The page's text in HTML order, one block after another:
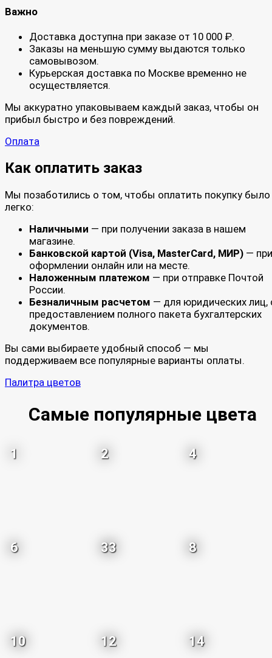
Важно
Доставка доступна при заказе от 10 000 ₽.
Заказы на меньшую сумму выдаются только
самовывозом.
Курьерская доставка по Москве временно не
осуществляется.
Мы аккуратно упаковываем каждый заказ, чтобы он
прибыл быстро и без повреждений.
Оплата
Как оплатить заказ
Мы позаботились о том, чтобы оплатить покупку было
легко:
Наличными — при получении заказа в нашем
магазине.
Банковской картой (Visa, MasterCard, МИР) — при
оформлении онлайн или на месте.
Наложенным платежом — при отправке Почтой
России.
Безналичным расчетом — для юридических лиц,
предоставлением полного пакета бухгалтерских
документов.
Вы сами выбираете удобный способ — мы
поддерживаем все популярные варианты оплаты.
Палитра цветов
Самые популярные цвета
1 2 4
6 33 8
10 12 14